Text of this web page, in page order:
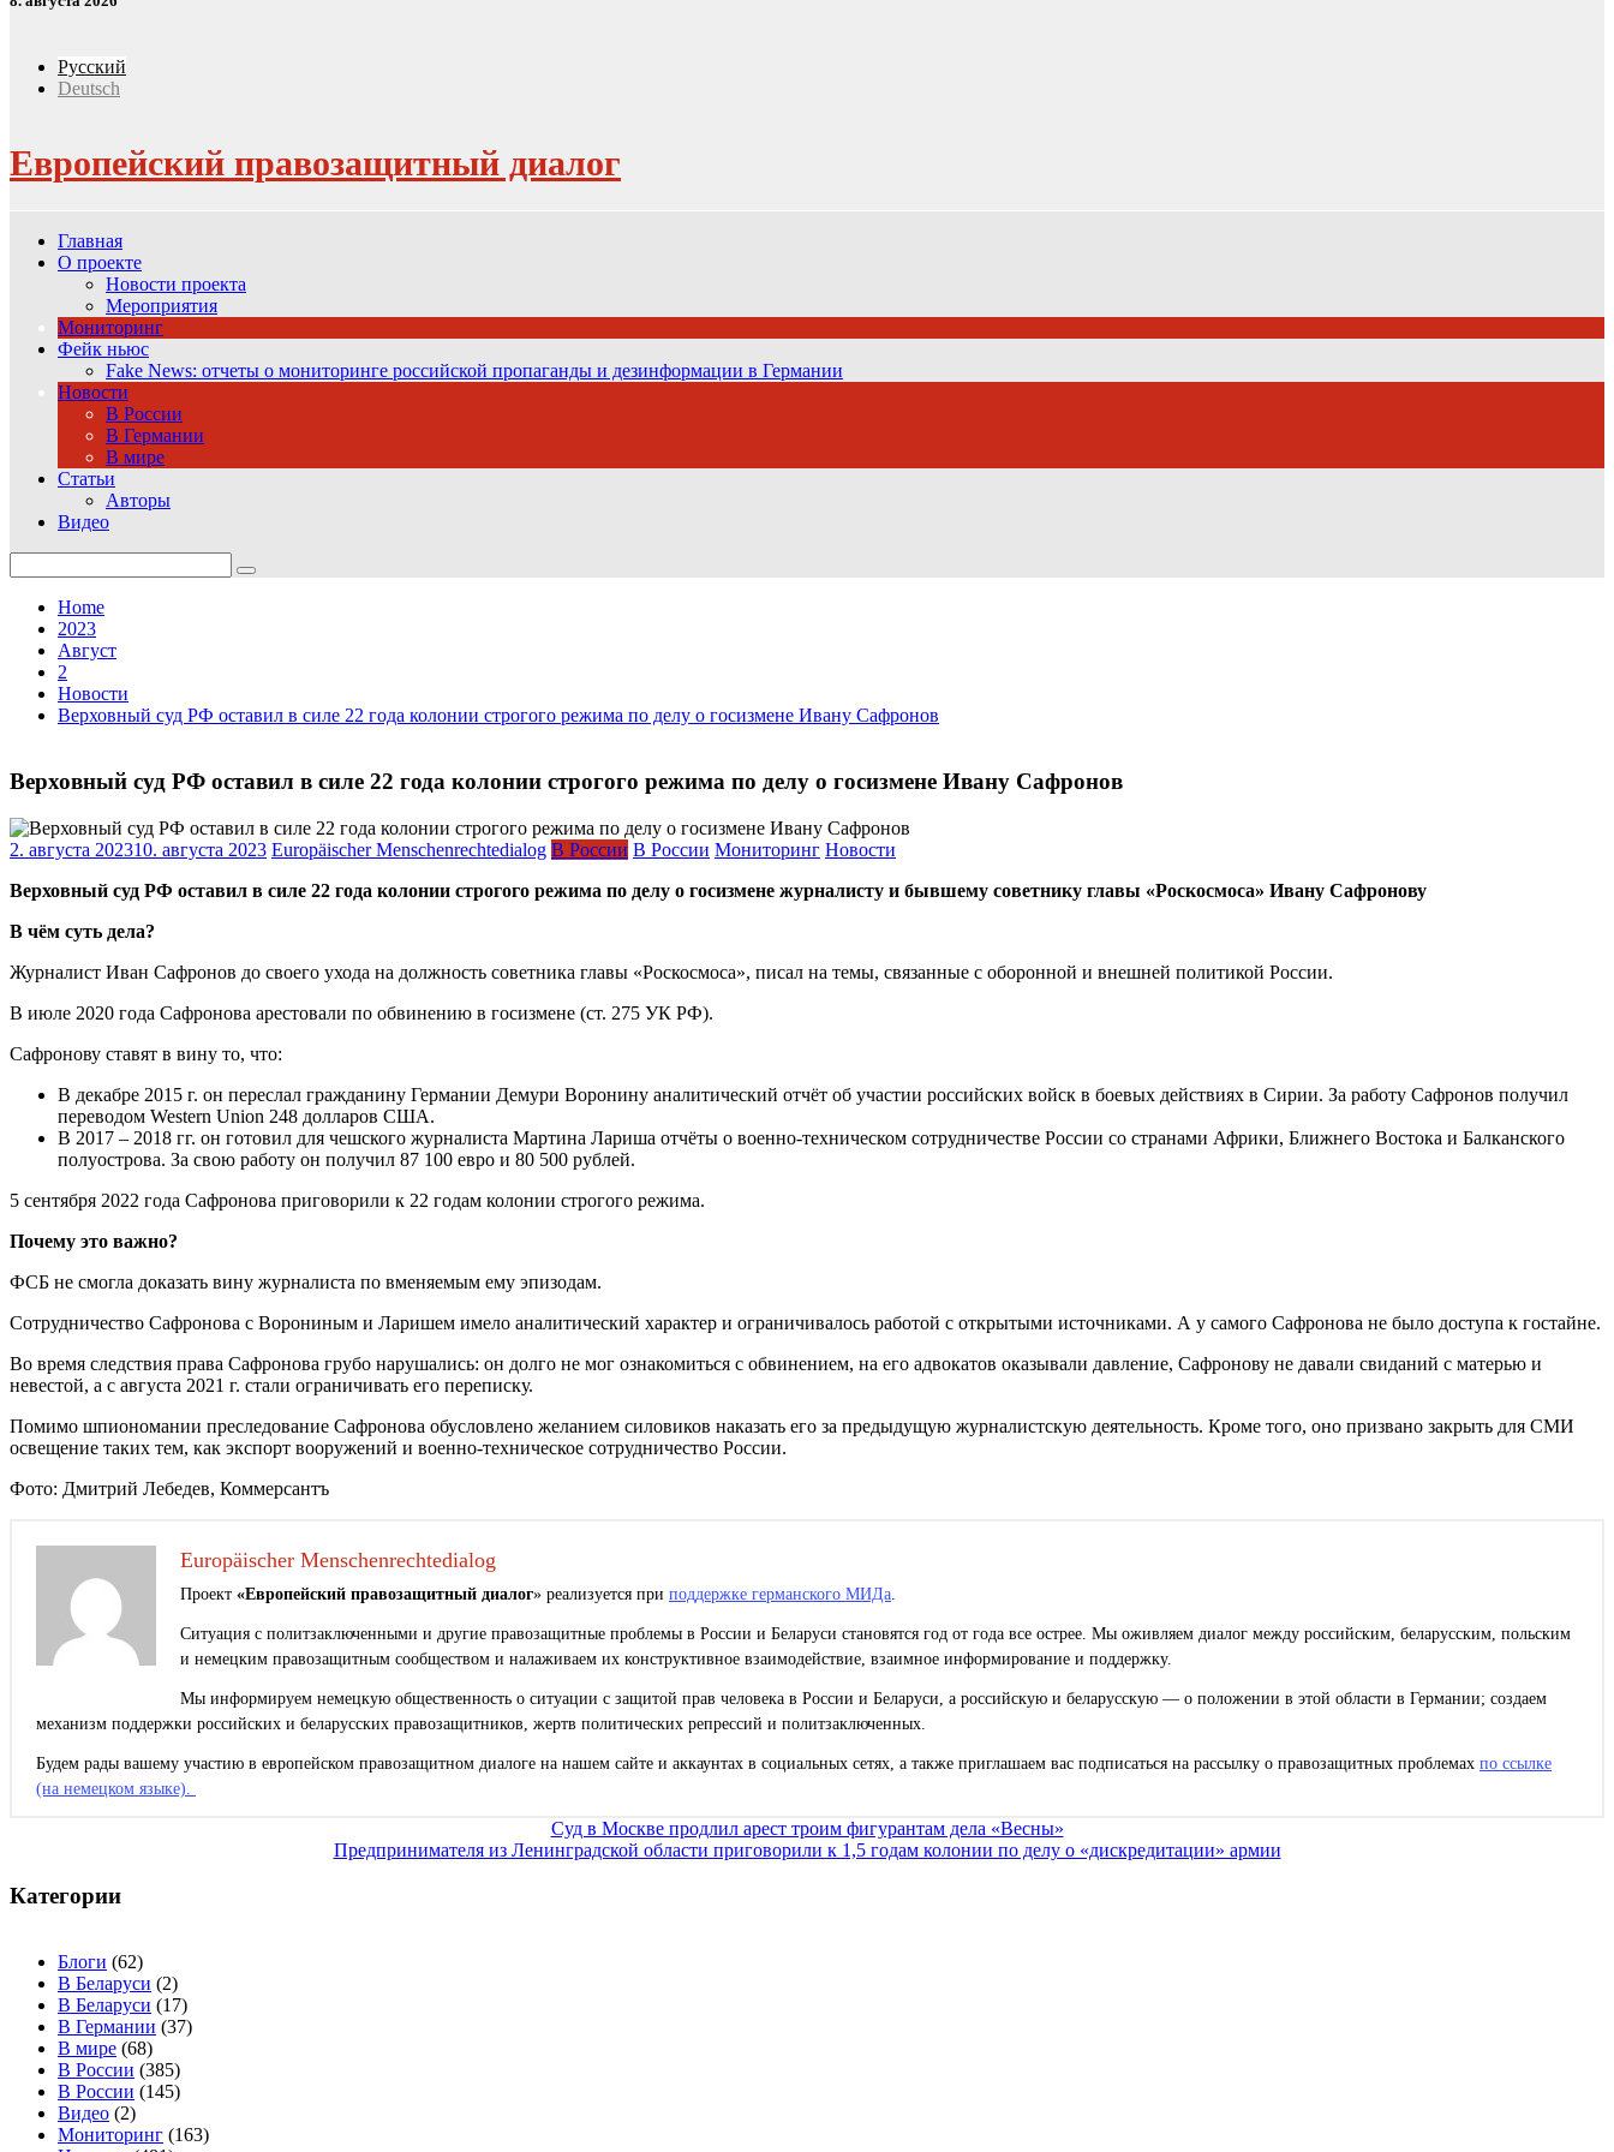
Русский
Deutsch
Европейский правозащитный диалог
Главная
О проекте
Новости проекта
Мероприятия
Мониторинг
Фейк ньюс
Fake News: отчеты о мониторинге российской пропаганды и дезинформации в Германии
Новости
В России
В Германии
В мире
Статьи
Авторы
Видео
for:
Home
2023
Август
2
Новости
Верховный суд РФ оставил в силе 22 года колонии строгого режима по делу о госизмене Ивану Сафронов
Верховный суд РФ оставил в силе 22 года колонии строгого режима по делу о госизмене Ивану Сафронов
2. августа 202310. августа 2023 Europäischer Menschenrechtedialog В России В России Мониторинг Новости
Верховный суд РФ оставил в силе 22 года колонии строгого режима по делу о госизмене журналисту и бывшему советнику главы «Роскосмоса» Ивану Сафронову
В чём суть дела?
Журналист Иван Сафронов до своего ухода на должность советника главы «Роскосмоса», писал на темы, связанные с оборонной и внешней политикой России.
В июле 2020 года Сафронова арестовали по обвинению в госизмене (ст. 275 УК РФ).
Сафронову ставят в вину то, что:
В декабре 2015 г. он переслал гражданину Германии Демури Воронину аналитический отчёт об участии российских войск в боевых действиях в Сирии. За работу Сафронов получил
переводом Western Union 248 долларов США.
В 2017 – 2018 гг. он готовил для чешского журналиста Мартина Лариша отчёты о военно-техническом сотрудничестве России со странами Африки, Ближнего Востока и Балканского
полуострова. За свою работу он получил 87 100 евро и 80 500 рублей.
5 сентября 2022 года Сафронова приговорили к 22 годам колонии строгого режима.
Почему это важно?
ФСБ не смогла доказать вину журналиста по вменяемым ему эпизодам.
Сотрудничество Сафронова с Ворониным и Ларишем имело аналитический характер и ограничивалось работой с открытыми источниками. А у самого Сафронова не было доступа к гостайне.
Во время следствия права Сафронова грубо нарушались: он долго не мог ознакомиться с обвинением, на его адвокатов оказывали давление, Сафронову не давали свиданий с матерью и
невестой, а с августа 2021 г. стали ограничивать его переписку.
Помимо шпиономании преследование Сафронова обусловлено желанием силовиков наказать его за предыдущую журналистскую деятельность. Кроме того, оно призвано закрыть для СМИ
освещение таких тем, как экспорт вооружений и военно-техническое сотрудничество России.
Фото: Дмитрий Лебедев, Коммерсантъ
Europäischer Menschenrechtedialog
Проект «Европейский правозащитный диалог» реализуется при поддержке германского МИДа
Ситуация с политзаключенными и другие правозащитные проблемы в России и Беларуси становятся год от года все острее. Мы оживляем диалог между российским, беларусским, польским
и немецким правозащитным сообществом и налаживаем их конструктивное взаимодействие, взаимное информирование и поддержку.
Мы информируем немецкую общественность о ситуации с защитой прав человека в России и Беларуси, а российскую и беларусскую — о положении в этой области в Германии; создаем
механизм поддержки российских и беларусских правозащитников, жертв политических репрессий и политзаключенных.
Будем рады вашему участию в европейском правозащитном диалоге на нашем сайте и аккаунтах в социальных сетях, а также приглашаем вас подписаться на рассылку о правозащитных проблемах по ссылке
(на немецком языке).
записям
Суд в Москве продлил арест троим фигурантам дела «Весны»
Предпринимателя из Ленинградской области приговорили к 1,5 годам колонии по делу о «дискредитации» армии
Категории
Блоги (62)
В Беларуси (2)
В Беларуси (17)
В Германии (37)
В мире (68)
В России (385)
В России (145)
Видео (2)
Мониторинг (163)